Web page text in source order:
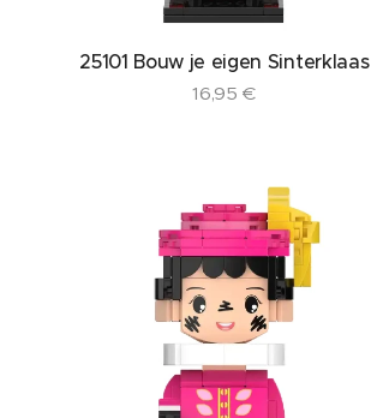
25101 Bouw je eigen Sinterklaas
16,95 €